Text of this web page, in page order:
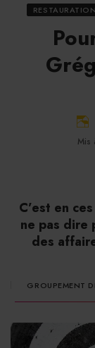
RESTAURATION
Mis
C’est en
ne pas dire
des
GROUPEMENT